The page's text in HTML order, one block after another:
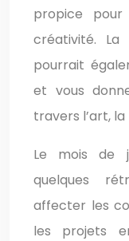
propice
créativité.
pourrait
et vous
travers l’art, la
Le mois de
quelques
affecter les
les projets